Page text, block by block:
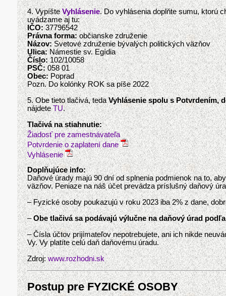
4. VypíšteVyhlásenie. Do vyhlásenia doplňte sumu, ktorú
uvádzame aj tu:
IČO:37796542
Právna forma:občianske združenie
Názov:Svetové združenie bývalých politických väzňov
Ulica:Námestie sv. Egídia
Číslo:102/10058
PSČ:058 01
Obec:Poprad
Pozn. Do kolónky ROK sa píše 2022
5. Obe tieto tlačivá, tedaVyhlásenie spolu s Potvrdením,
nájdeteTU.
Tlačivá na stiahnutie:
Žiadosť pre zamestnávateľa
Potvrdenie o zaplatení dane
Vyhlásenie
Doplňujúce info:
Daňové úrady majú 90 dní od splnenia podmienok na to,
väzňov. Peniaze na náš účet prevádza príslušný daňový
– Fyzické osoby poukazujú v roku 2023 iba 2% z dane,
–Obe tlačivá sa podávajú výlučne na daňový úrad
– Čísla účtov prijímateľov nepotrebujete, ani ich nikde
Vy. Vy platíte celú daň daňovému úradu.
Zdroj:www.rozhodni.sk
Postup pre FYZICKÉ OSOBY